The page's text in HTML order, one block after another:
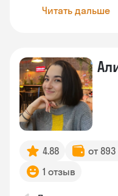
Читать дальше
4.88 от
1 отзыв